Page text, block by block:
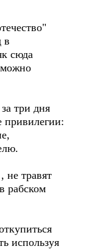
в
сюда
можно
три дня
привилегии:
не травят
рабском
используя